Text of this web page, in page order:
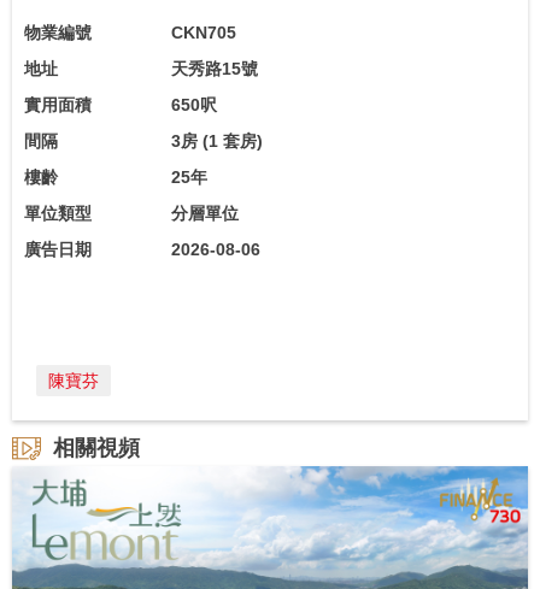
物業編號
CKN705
地址
天秀路15號
實用面積
650呎
間隔
3房(1 套房)
樓齡
25年
單位類型
分層單位
廣告日期
2026-08-06
陳寶芬
相關視頻